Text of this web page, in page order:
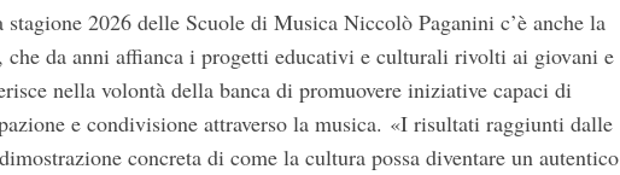
2026 delle Scuole di Musica Niccolò Paganini c’è anche la
da anni affianca i progetti educativi e culturali rivolti ai giovani e
nella volontà della banca di promuovere iniziative capaci di
e condivisione attraverso la musica. «I risultati raggiunti dalle
concreta di come la cultura possa diventare un autentico